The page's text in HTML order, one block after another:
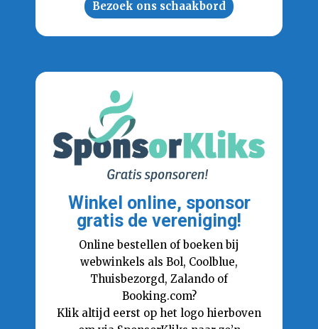
Bezoek ons schaakbord
Winkel online, sponsor
gratis de vereniging!
Online bestellen of boeken bij
webwinkels als Bol, Coolblue,
Thuisbezorgd, Zalando of
Booking.com?
Klik altijd eerst op het logo hierboven